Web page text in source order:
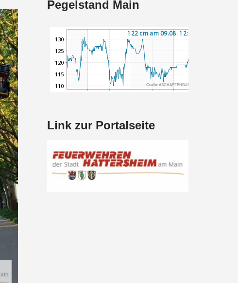
Pegelstand Main
Link zur Portalseite